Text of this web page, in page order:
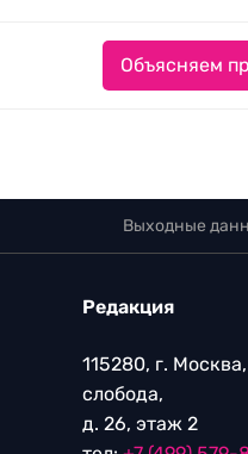
Объясняем
Выходные
Редакция
115280, г.
слобода,
д. 26, этаж 2